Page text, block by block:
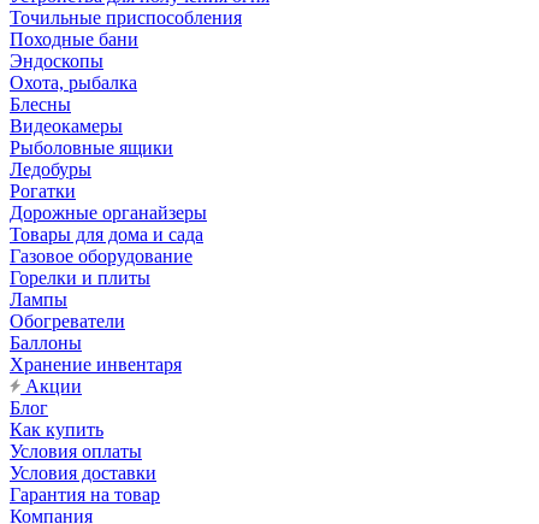
Точильные приспособления
Походные бани
Эндоскопы
Охота, рыбалка
Блесны
Видеокамеры
Рыболовные ящики
Ледобуры
Рогатки
Дорожные органайзеры
Товары для дома и сада
Газовое оборудование
Горелки и плиты
Лампы
Обогреватели
Баллоны
Хранение инвентаря
Акции
Блог
Как купить
Условия оплаты
Условия доставки
Гарантия на товар
Компания